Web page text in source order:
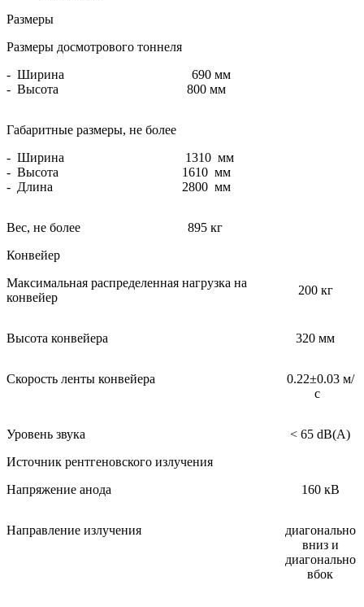
Размеры
Размеры досмотрового тоннеля
- Ширина
- Высота
690 мм
800 мм
Габаритные размеры, не более
- Ширина
- Высота
- Длина
1310 мм
1610 мм
2800 мм
Вес, не более
895 кг
Конвейер
Максимальная распределенная нагрузка на
конвейер
200 кг
Высота конвейера 320 мм
Скорость ленты конвейера
0.22±0.03 м/
с
Уровень звука
< 65 dB(A)
Источник рентгеновского излучения
Напряжение анода
160 кВ
Направление излучения
диагонально
вниз и
диагонально
вбок